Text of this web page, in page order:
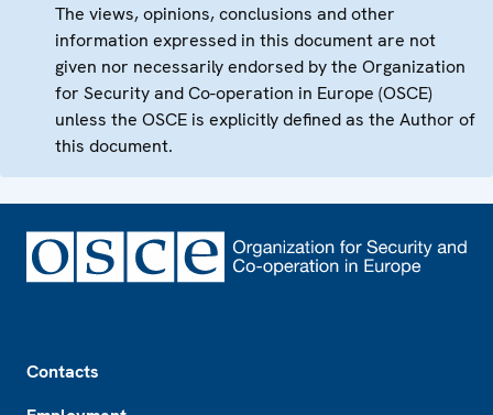
The views, opinions, conclusions and other
information expressed in this document are not
given nor necessarily endorsed by the Organization
for Security and Co-operation in Europe (OSCE)
unless the OSCE is explicitly defined as the Author of
this document.
Contacts